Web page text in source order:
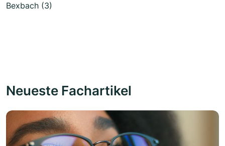
Bexbach (3)
Neueste Fachartikel